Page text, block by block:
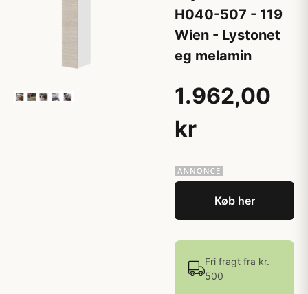
H040-507 - 119
Wien - Lystonet
eg melamin
1.962,00
kr
Køb her
Fri fragt fra kr.
500